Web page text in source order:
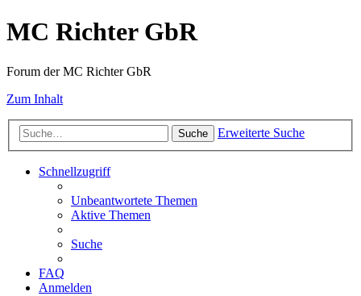
MC Richter GbR
Forum der MC Richter GbR
Zum Inhalt
Suche Erweiterte Suche
Schnellzugriff
Unbeantwortete Themen
Aktive Themen
Suche
FAQ
Anmelden